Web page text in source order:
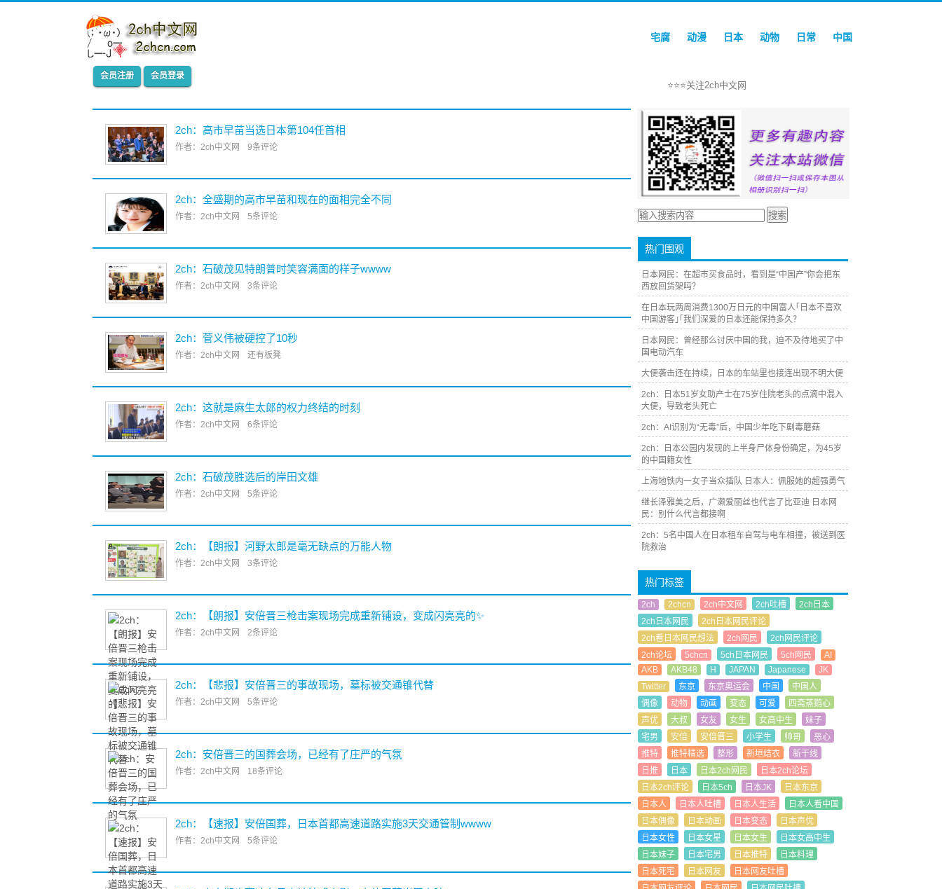
宅腐 动漫 日本 动物 日常 中国
会员注册 会员登录
2ch：高市早苗当选日本第104任首相
作者：2ch中文网 9条评论
2ch：全盛期的高市早苗和现在的面相完全不同
作者：2ch中文网 5条评论
2ch：石破茂见特朗普时笑容满面的样子wwww
作者：2ch中文网 3条评论
2ch：菅义伟被硬控了10秒
作者：2ch中文网 还有板凳
2ch：这就是麻生太郎的权力终结的时刻
作者：2ch中文网 6条评论
2ch：石破茂胜选后的岸田文雄
作者：2ch中文网 5条评论
2ch：【朗报】河野太郎是毫无缺点的万能人物
作者：2ch中文网 3条评论
2ch：【朗报】安倍晋三枪击案现场完成重新铺设，变成闪亮亮的✨
作者：2ch中文网 2条评论
2ch：【悲报】安倍晋三的事故现场，墓标被交通锥代替
作者：2ch中文网 5条评论
2ch：安倍晋三的国葬会场，已经有了庄严的气氛
作者：2ch中文网 18条评论
2ch：【速报】安倍国葬，日本首都高速道路实施3天交通管制wwww
作者：2ch中文网 5条评论
⭐⭐⭐关注2ch中文网
热门围观
日本网民：在超市买食品时，看到是“中国产”你会把东
西放回货架吗？
在日本玩两周消费1300万日元的中国富人｢日本不喜欢
中国游客｣｢我们深爱的日本还能保持多久？
日本网民：曾经那么讨厌中国的我，迫不及待地买了中
国电动汽车
大便袭击还在持续，日本的车站里也接连出现不明大便
2ch：日本51岁女助产士在75岁住院老头的点滴中混入
大便，导致老头死亡
2ch：AI识别为“无毒”后，中国少年吃下剧毒蘑菇
2ch：日本公园内发现的上半身尸体身份确定，为45岁
的中国籍女性
上海地铁内一女子当众插队 日本人：佩服她的超强勇气
继长泽雅美之后，广濑爱丽丝也代言了比亚迪 日本网
民：别什么代言都接啊
2ch：5名中国人在日本租车自驾与电车相撞，被送到医
院救治
热门标签
2ch 2chcn 2ch中文网 2ch吐槽
2ch日本
2ch日本网民
2ch日本网民评论
2ch看日本网民想法
2ch网民
2ch网民评论
2ch论坛
5chcn 5ch日本网民 5ch网民
AI
AKB
AKB48 H JAPAN Japanese
JK
Twitter
东京 东京奥运会 中国
中国人
偶像
动物 动画 变态 可爱
四斋蒸鹅心
声优
大叔 女友 女生 女高中生
妹子
宅男
安倍 安倍晋三 小学生 帅哥
恶心
推特
推特精选 整形 新垣结衣
新干线
日推
日本 日本2ch网民
日本2ch论坛
日本2ch评论
日本5ch 日本JK
日本东京
日本人
日本人吐槽 日本人生活
日本人看中国
日本偶像
日本动画 日本变态
日本声优
日本女性
日本女星 日本女生
日本女高中生
日本妹子
日本宅男 日本推特
日本料理
日本死宅
日本网友
日本网友吐槽